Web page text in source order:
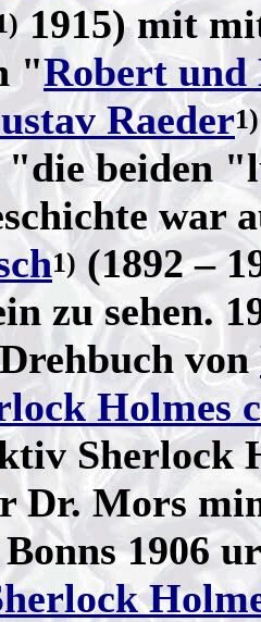
1915) mit
"Robert
Raeder1)
beiden
war
1) (1892 –
zu sehen.
von
Holmes
Sherlock
Dr. Mors
1906